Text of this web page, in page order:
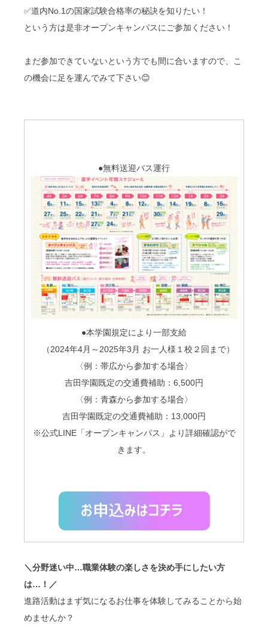
✅道内No.1の国家試験合格率の秘訣を知りたい！
という方は是非オープンキャンパスにご参加ください！
まだ参加できていないという方でも間に合いますので、こ
の機会に足を運んでみて下さい😊
●無料送迎バス運行
●本学園規定により一部支給
（2024年4月～2025年3月 お一人様１校２回まで）
〈例：帯広から参加する場合〉
吉田学園既定の交通費補助：6,500円
〈例：青森から参加する場合〉
吉田学園既定の交通費補助：13,000円
※公式LINE「オープンキャンパス」より詳細確認がで
きます。
＼分野迷い中…職業体験の楽しさを決め手にしたい方
は…！／
進路活動はまず気になるお仕事を体験してみることから始
めませんか？